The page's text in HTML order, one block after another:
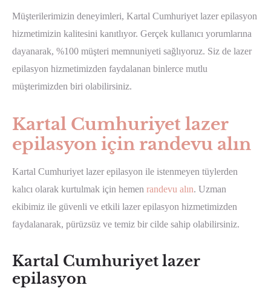
Müşterilerimizin deneyimleri, Kartal Cumhuriyet lazer epilasyon
hizmetimizin kalitesini kanıtlıyor. Gerçek kullanıcı yorumlarına
dayanarak, %100 müşteri memnuniyeti sağlıyoruz. Siz de lazer
epilasyon hizmetimizden faydalanan binlerce mutlu
müşterimizden biri olabilirsiniz.
Kartal Cumhuriyet lazer
epilasyon için randevu alın
Kartal Cumhuriyet lazer epilasyon ile istenmeyen tüylerden
kalıcı olarak kurtulmak için hemen randevu alın. Uzman
ekibimiz ile güvenli ve etkili lazer epilasyon hizmetimizden
faydalanarak, pürüzsüz ve temiz bir cilde sahip olabilirsiniz.
Kartal Cumhuriyet lazer
epilasyon